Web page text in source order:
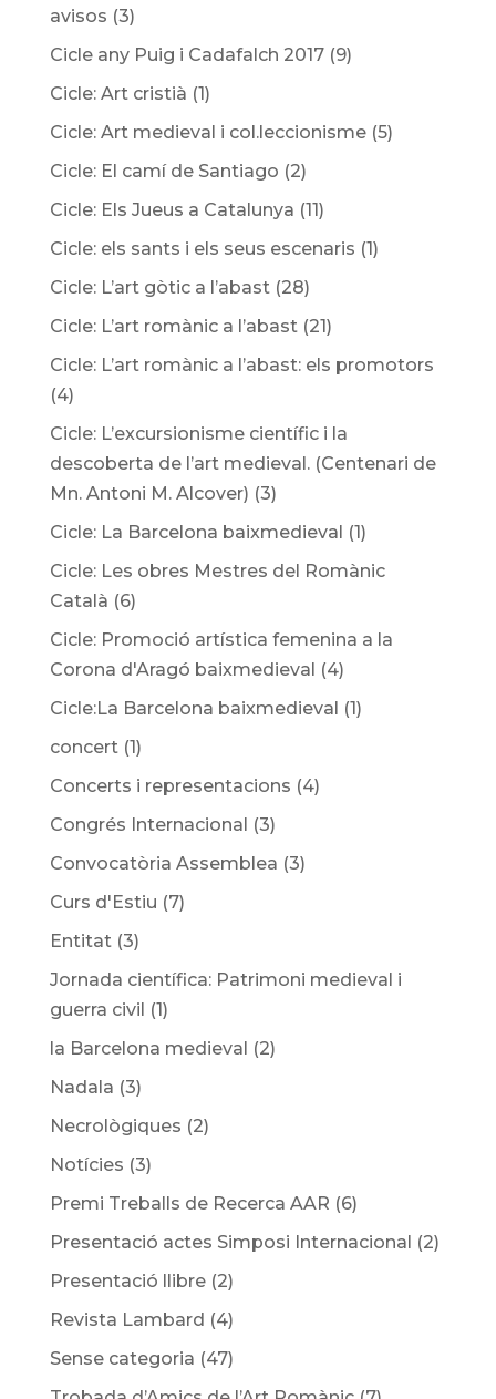
avisos (3)
Cicle any Puig i Cadafalch 2017(9)
Cicle: Art cristià (1)
Cicle: Art medieval i col.leccionisme(5)
Cicle: El camí de Santiago (2)
Cicle: Els Jueus a Catalunya (11)
Cicle: els sants i els seus escenaris (1)
Cicle: L’art gòtic a l’abast(28)
Cicle: L’art romànic a l’abast(21)
Cicle: L’art romànic a l’abast: els promotors
(4)
Cicle: L’excursionisme científic i la
descoberta de l’art medieval. (Centenari de
Mn. Antoni M. Alcover) (3)
Cicle: La Barcelona baixmedieval (1)
Cicle: Les obres Mestres del Romànic
Català (6)
Cicle: Promoció artística femenina a la
Corona d'Aragó baixmedieval (4)
Cicle:La Barcelona baixmedieval (1)
concert(1)
Concerts i representacions (4)
Congrés Internacional (3)
Convocatòria Assemblea (3)
Curs d'Estiu (7)
Entitat(3)
Jornada científica: Patrimoni medieval i
guerra civil (1)
la Barcelona medieval (2)
Nadala (3)
Necrològiques (2)
Notícies (3)
Premi Treballs de Recerca AAR (6)
Presentació actes Simposi Internacional (2)
Presentació llibre(2)
Revista Lambard (4)
Sense categoria (47)